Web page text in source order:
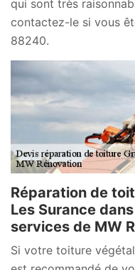
qui sont très
contactez-le si vous
88240.
Réparation de
Les Surance
services de MW
Si votre toiture